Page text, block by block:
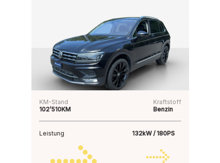
KM-Stand
102’510KM
Kraftstoff
Benzin
Leistung 132kW / 180PS